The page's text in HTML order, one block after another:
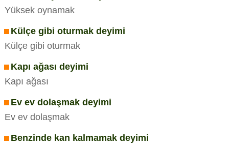
Yüksek oynamak
Külçe gibi oturmak deyimi
Külçe gibi oturmak
Kapı ağası deyimi
Kapı ağası
Ev ev dolaşmak deyimi
Ev ev dolaşmak
Benzinde kan kalmamak deyimi